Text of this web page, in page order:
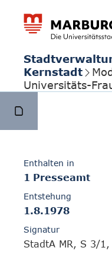
Kernstadt
Universitäts-
Enthalten in
1 Presseamt
Entstehung
1.8.1978
Signatur
StadtA MR, S 3/1,